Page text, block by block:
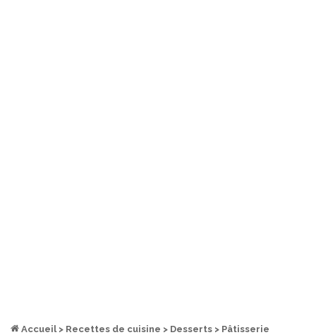
Accueil > Recettes de cuisine > Desserts > Pâtisserie